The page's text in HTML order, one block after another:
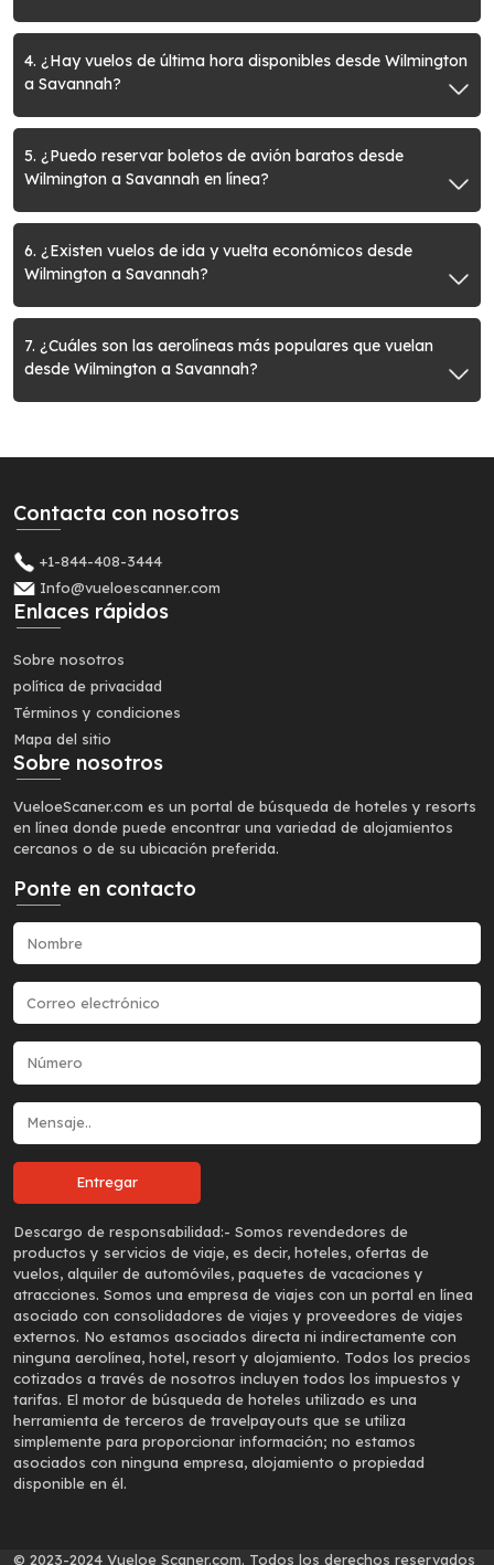
4. ¿Hay vuelos de última hora disponibles desde Wilmington
a Savannah?
5. ¿Puedo reservar boletos de avión baratos desde
Wilmington a Savannah en línea?
6. ¿Existen vuelos de ida y vuelta económicos desde
Wilmington a Savannah?
7. ¿Cuáles son las aerolíneas más populares que vuelan
desde Wilmington a Savannah?
Contacta con nosotros
+1-844-408-3444
Info@vueloescanner.com
Enlaces rápidos
Sobre nosotros
política de privacidad
Términos y condiciones
Mapa del sitio
Sobre nosotros
VueloeScaner.com es un portal de búsqueda de hoteles y resorts
en línea donde puede encontrar una variedad de alojamientos
cercanos o de su ubicación preferida.
Ponte en contacto
Descargo de responsabilidad:- Somos revendedores de
productos y servicios de viaje, es decir, hoteles, ofertas de
vuelos, alquiler de automóviles, paquetes de vacaciones y
atracciones. Somos una empresa de viajes con un portal en línea
asociado con consolidadores de viajes y proveedores de viajes
externos. No estamos asociados directa ni indirectamente con
ninguna aerolínea, hotel, resort y alojamiento. Todos los precios
cotizados a través de nosotros incluyen todos los impuestos y
tarifas. El motor de búsqueda de hoteles utilizado es una
herramienta de terceros de travelpayouts que se utiliza
simplemente para proporcionar información; no estamos
asociados con ninguna empresa, alojamiento o propiedad
disponible en él.
© 2023-2024 Vueloe Scaner.com. Todos los derechos reservados